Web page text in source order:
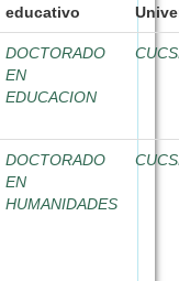
educativo
DOCTORADO
EN
EDUCACION
DOCTORADO
EN
HUMANIDADES